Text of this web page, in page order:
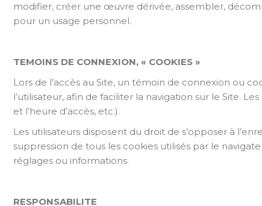
modifier, créer une œuvre dérivée, assembler,
pour un usage personnel.
TEMOINS DE CONNEXION, « COOKIES »
Lors de l’accès au Site, un témoin de connexion ou
l’utilisateur, afin de faciliter la navigation sur le Site.
et l’heure d’accès, etc.).
Les utilisateurs disposent du droit de s’opposer à
suppression de tous les cookies utilisés par le
réglages ou informations.
RESPONSABILITE